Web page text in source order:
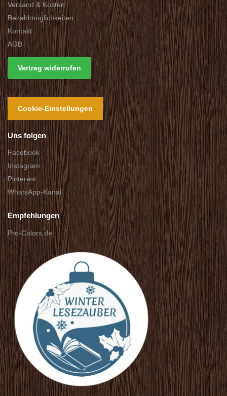
Versand & Kosten
Bezahlmöglichkeiten
Kontakt
AGB
Vertrag widerrufen
Cookie-Einstellungen
Uns folgen
Facebook
Instagram
Pinterest
WhatsApp-Kanal
Empfehlungen
Pro-Colors.de